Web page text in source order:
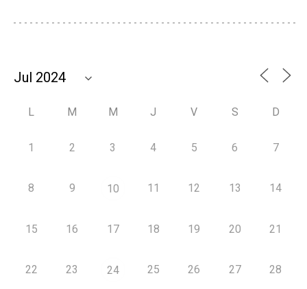
L M M J V S D
1 2 3 4 5 6 7
8 9 10 11 12 13 14
15 16 17 18 19 20 21
22 23 24 25 26 27 28